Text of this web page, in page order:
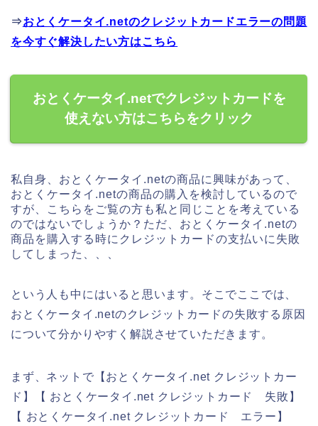
⇒おとくケータイ.netのクレジットカードエラーの問題
を今すぐ解決したい方はこちら
おとくケータイ.netでクレジットカードを
使えない方はこちらをクリック
私自身、おとくケータイ.netの商品に興味があって、
おとくケータイ.netの商品の購入を検討しているので
すが、こちらをご覧の方も私と同じことを考えている
のではないでしょうか？ただ、おとくケータイ.netの
商品を購入する時にクレジットカードの支払いに失敗
してしまった、、、
という人も中にはいると思います。そこでここでは、
おとくケータイ.netのクレジットカードの失敗する原因
について分かりやすく解説させていただきます。
まず、ネットで【おとくケータイ.net クレジットカー
ド】【 おとくケータイ.net クレジットカード 失敗】
【 おとくケータイ.net クレジットカード エラー】